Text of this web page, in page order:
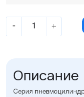
- +
Описание
Серия